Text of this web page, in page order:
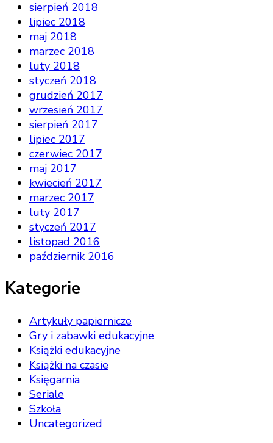
sierpień 2018
lipiec 2018
maj 2018
marzec 2018
luty 2018
styczeń 2018
grudzień 2017
wrzesień 2017
sierpień 2017
lipiec 2017
czerwiec 2017
maj 2017
kwiecień 2017
marzec 2017
luty 2017
styczeń 2017
listopad 2016
październik 2016
Kategorie
Artykuły papiernicze
Gry i zabawki edukacyjne
Książki edukacyjne
Książki na czasie
Księgarnia
Seriale
Szkoła
Uncategorized